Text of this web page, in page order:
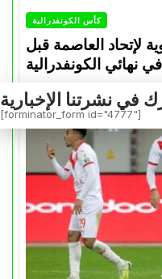
كأس الكونفدرالية
لإتحاد العاصمة قبل
نهائي الكونفدرالية
[forminator_form id="4777"]